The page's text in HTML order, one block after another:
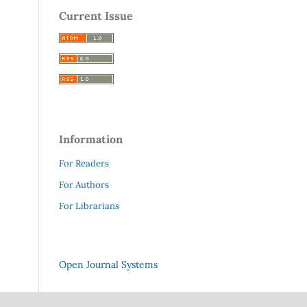
Current Issue
Information
For Readers
For Authors
For Librarians
Open Journal Systems